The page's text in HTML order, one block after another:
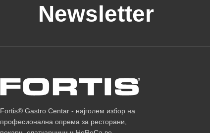
Newsletter
Fortis® Gastro Centar - најголем избор на
професионална опрема за ресторани,